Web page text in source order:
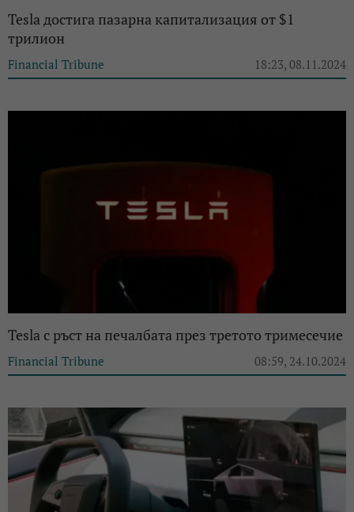
Tesla достига пазарна капитализация от $1
трилион
Financial Tribune 18:23, 08.11.2024
Tesla с ръст на печалбата през третото тримесечие
Financial Tribune 08:59, 24.10.2024